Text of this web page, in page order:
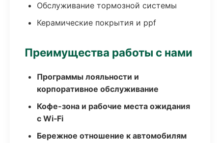
Обслуживание тормозной системы
Керамические покрытия и ppf
Преимущества работы с нами
Программы лояльности и
корпоративное обслуживание
Кофе-зона и рабочие места ожидания
с Wi‑Fi
Бережное отношение к автомобилям